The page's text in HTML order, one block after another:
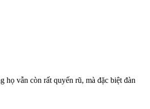
vẫn còn rất quyến rũ, mà đặc biệt đàn